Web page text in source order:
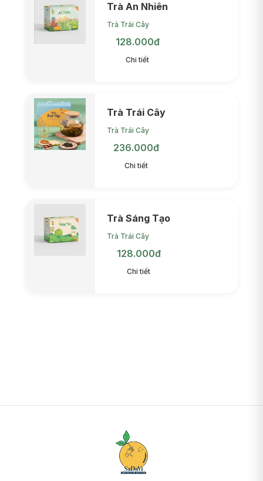
Trà An Nhiên
Trà Trái Cây
128.000đ
Chi tiết
Trà Trái Cây
Trà Trái Cây
236.000đ
Chi tiết
Trà Sáng Tạo
Trà Trái Cây
128.000đ
Chi tiết